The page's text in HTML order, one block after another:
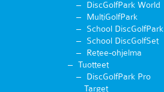
DiscGolfPark World
MultiGolfPark
School DiscGolfPark
School DiscGolfSet
Retee-ohjelma
Tuotteet
DiscGolfPark Pro
Target